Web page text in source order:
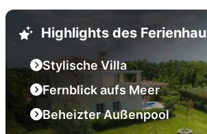
Highlights des
Stylische Villa
Fernblick aufs Meer
Beheizter Außenpool